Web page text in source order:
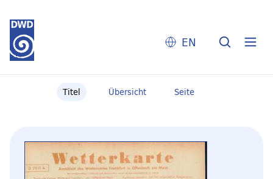
EN
Titel Übersicht Seite